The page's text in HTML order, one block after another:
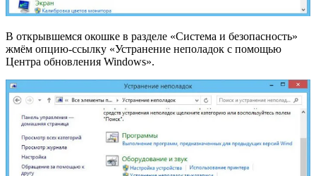
В открывшемся окошке в разделе «Система и безопасность»
жмём опцию-ссылку «Устранение неполадок с помощью
Центра обновления Windows».